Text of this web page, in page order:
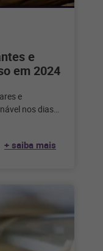
e
em 2024
e
nos dias
+ saiba mais